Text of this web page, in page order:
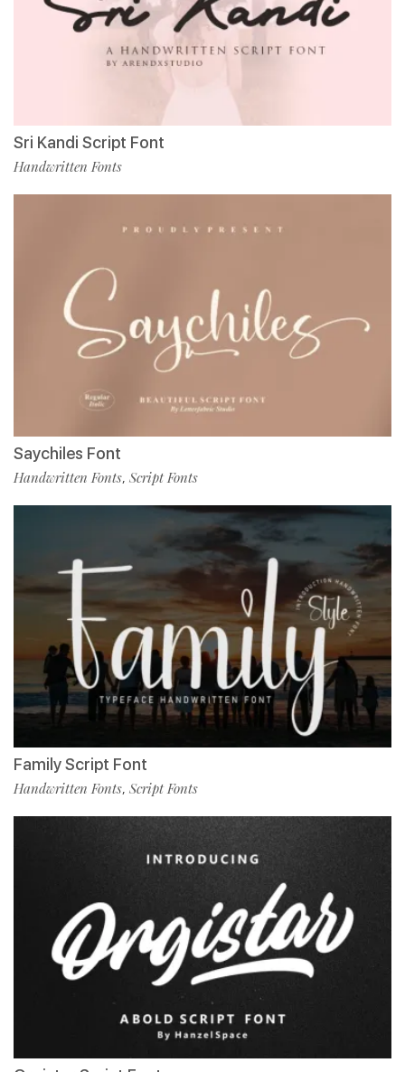
Sri Kandi Script Font
Handwritten Fonts
Saychiles Font
Handwritten Fonts, Script Fonts
Family Script Font
Handwritten Fonts, Script Fonts